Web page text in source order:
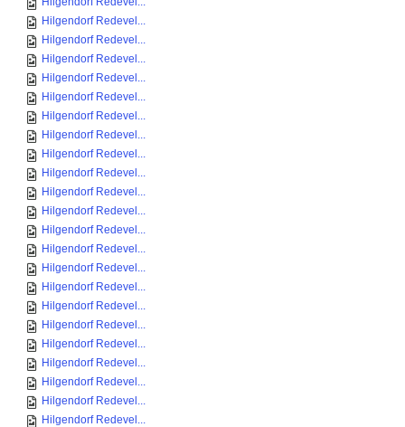
Hilgendorf Redevel...
Hilgendorf Redevel...
Hilgendorf Redevel...
Hilgendorf Redevel...
Hilgendorf Redevel...
Hilgendorf Redevel...
Hilgendorf Redevel...
Hilgendorf Redevel...
Hilgendorf Redevel...
Hilgendorf Redevel...
Hilgendorf Redevel...
Hilgendorf Redevel...
Hilgendorf Redevel...
Hilgendorf Redevel...
Hilgendorf Redevel...
Hilgendorf Redevel...
Hilgendorf Redevel...
Hilgendorf Redevel...
Hilgendorf Redevel...
Hilgendorf Redevel...
Hilgendorf Redevel...
Hilgendorf Redevel...